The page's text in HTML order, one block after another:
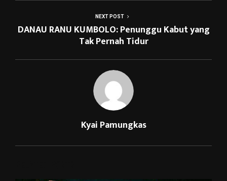
NEXT POST
DANAU RANU KUMBOLO: Penunggu Kabut yang
Tak Pernah Tidur
Kyai Pamungkas